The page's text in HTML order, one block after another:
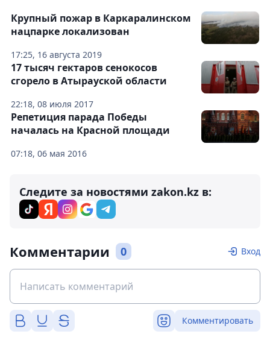
17:25, 16 августа 2019
Крупный пожар в Каркаралинском
нацпарке локализован
22:18, 08 июля 2017
17 тысяч гектаров сенокосов
сгорело в Атырауской области
07:18, 06 мая 2016
Репетиция парада Победы
началась на Красной площади
Следите за новостями zakon.kz в:
Комментарии 0 Вход
Комментировать